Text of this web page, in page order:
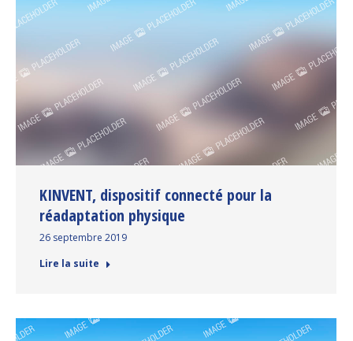
KINVENT, dispositif connecté pour la
réadaptation physique
26 septembre 2019
Lire la suite